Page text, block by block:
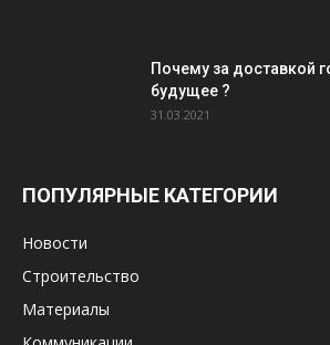
Почему за доставкой
будущее ?
31.03.2021
ПОПУЛЯРНЫЕ КАТЕГОРИИ
Новости
Строительство
Материалы